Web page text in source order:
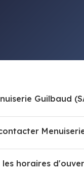
Guilbaud
les horaires